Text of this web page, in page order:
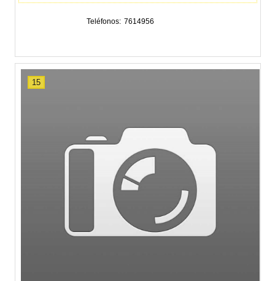
Teléfonos 7614956
15